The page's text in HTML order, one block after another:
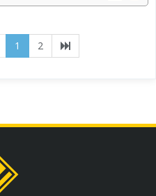
1 (current)
2